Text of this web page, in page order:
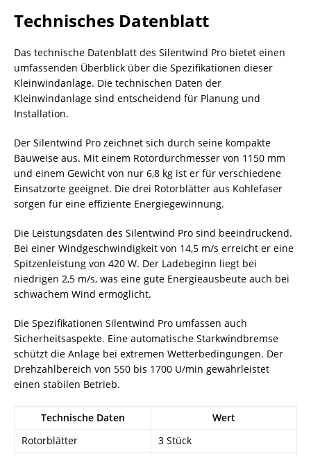
Technisches Datenblatt
Das technische Datenblatt des Silentwind Pro bietet einen
umfassenden Überblick über die Spezifikationen dieser
Kleinwindanlage. Die technischen Daten der
Kleinwindanlage sind entscheidend für Planung und
Installation.
Der Silentwind Pro zeichnet sich durch seine kompakte
Bauweise aus. Mit einem Rotordurchmesser von 1150 mm
und einem Gewicht von nur 6,8 kg ist er für verschiedene
Einsatzorte geeignet. Die drei Rotorblätter aus Kohlefaser
sorgen für eine effiziente Energiegewinnung.
Die Leistungsdaten des Silentwind Pro sind beeindruckend.
Bei einer Windgeschwindigkeit von 14,5 m/s erreicht er eine
Spitzenleistung von 420 W. Der Ladebeginn liegt bei
niedrigen 2,5 m/s, was eine gute Energieausbeute auch bei
schwachem Wind ermöglicht.
Die Spezifikationen Silentwind Pro umfassen auch
Sicherheitsaspekte. Eine automatische Starkwindbremse
schützt die Anlage bei extremen Wetterbedingungen. Der
Drehzahlbereich von 550 bis 1700 U/min gewährleistet
einen stabilen Betrieb.
Technische Daten
Wert
Rotorblätter
3 Stück